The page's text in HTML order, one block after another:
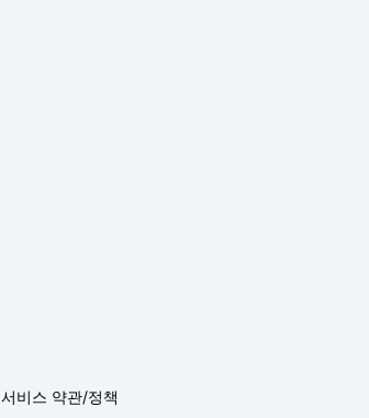
서비스 약관/정책